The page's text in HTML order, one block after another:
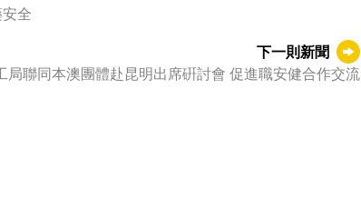
全
下一則新聞
勞工局聯同本澳團體赴昆明出席硏討會 促進職安健合作交流